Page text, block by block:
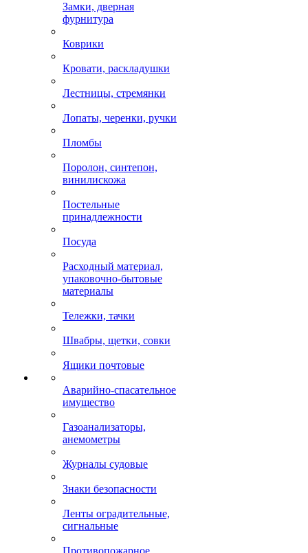
Замки, дверная
фурнитура
Коврики
Кровати, раскладушки
Лестницы, стремянки
Лопаты, черенки, ручки
Пломбы
Поролон, синтепон,
винилискожа
Постельные
принадлежности
Посуда
Расходный материал,
упаковочно-бытовые
материалы
Тележки, тачки
Швабры, щетки, совки
Ящики почтовые
Аварийно-спасательное
имущество
Газоанализаторы,
анемометры
Журналы судовые
Знаки безопасности
Ленты оградительные,
сигнальные
Противопожарное